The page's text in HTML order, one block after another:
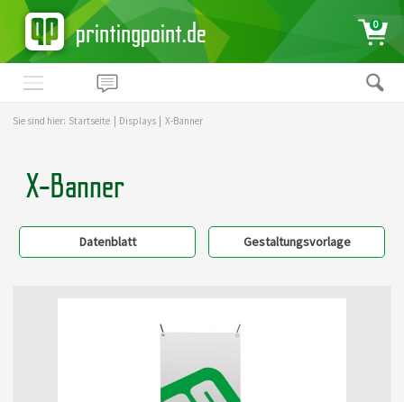
printingpoint.de 0
Sie sind hier: Startseite Displays X-Banner
X-Banner
Datenblatt Gestaltungsvorlage